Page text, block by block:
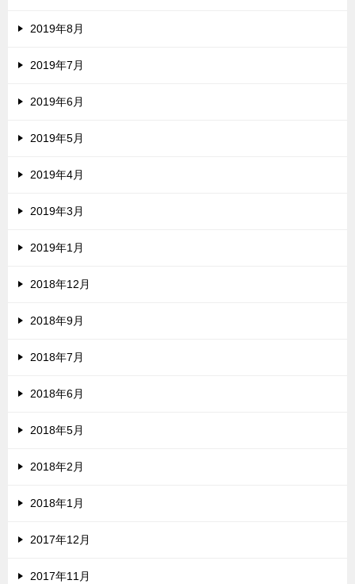
2019年8月
2019年7月
2019年6月
2019年5月
2019年4月
2019年3月
2019年1月
2018年12月
2018年9月
2018年7月
2018年6月
2018年5月
2018年2月
2018年1月
2017年12月
2017年11月